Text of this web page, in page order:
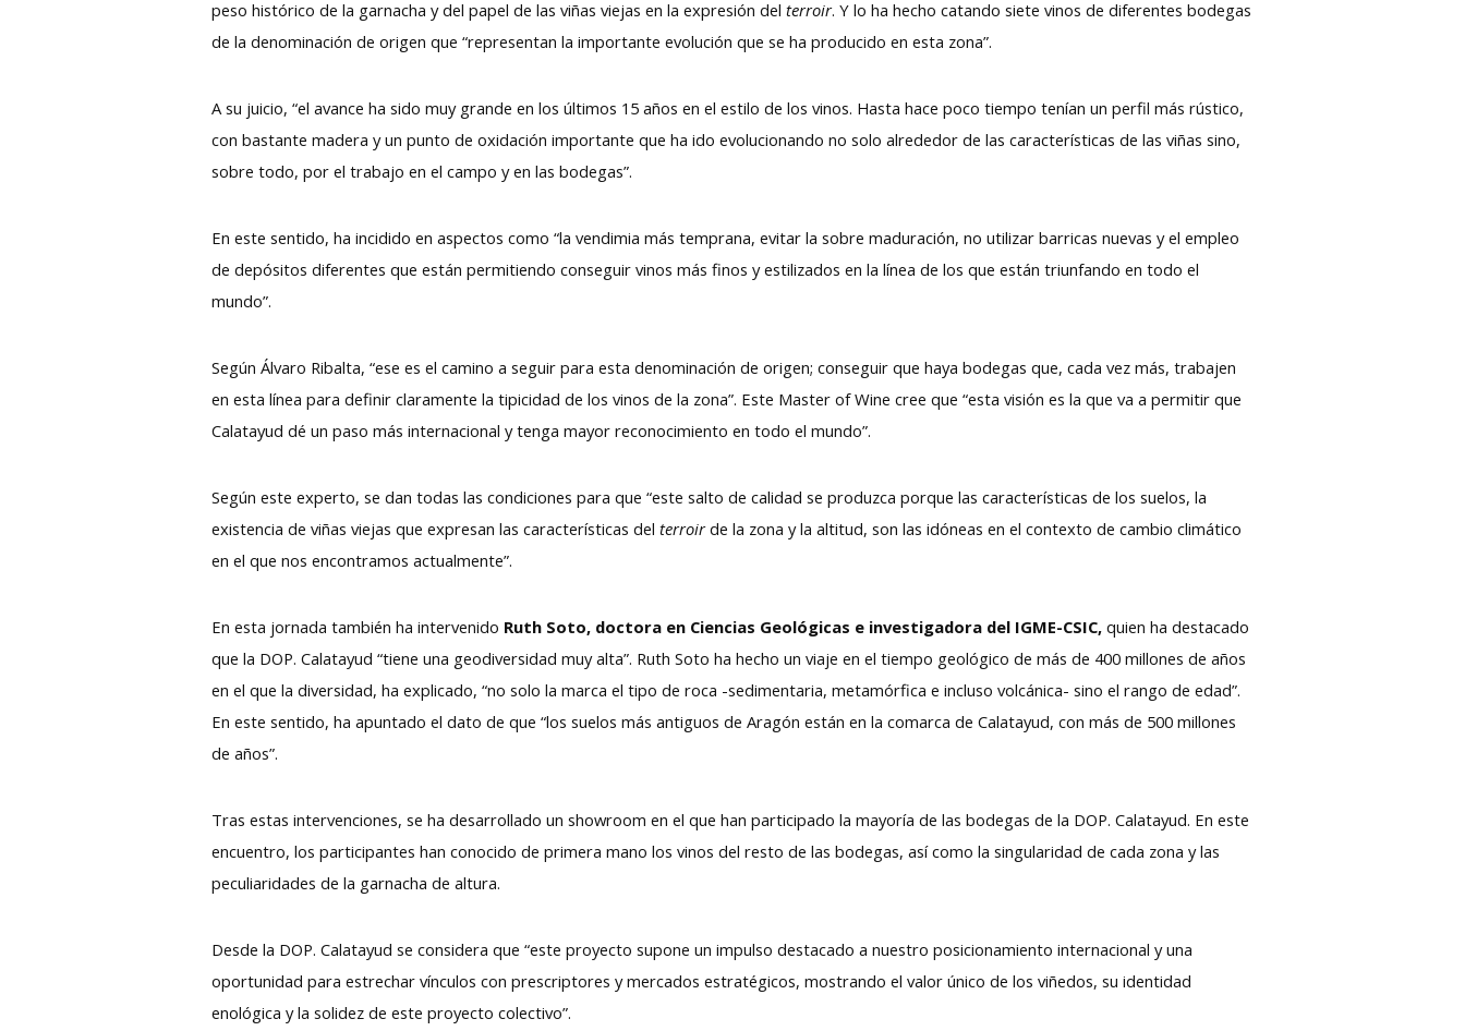
peso histórico de la garnacha y del papel de las viñas viejas en la expresión delterroir. Y lo ha hecho catando siete vinos de diferentes bodegas
de la denominación de origen que “representan la importante evolución que se ha producido en esta zona”.
A su juicio, “el avance ha sido muy grande en los últimos 15 años en el estilo de los vinos. Hasta hace poco tiempo tenían un perfil más rústico,
con bastante madera y un punto de oxidación importante que ha ido evolucionando no solo alrededor de las características de las viñas sino,
sobre todo, por el trabajo en el campo y en las bodegas”.
En este sentido, ha incidido en aspectos como “la vendimia más temprana, evitar la sobre maduración, no utilizar barricas nuevas y el empleo
de depósitos diferentes que están permitiendo conseguir vinos más finos y estilizados en la línea de los que están triunfando en todo el
mundo”.
Según Álvaro Ribalta, “ese es el camino a seguir para esta denominación de origen; conseguir que haya bodegas que, cada vez más, trabajen
en esta línea para definir claramente la tipicidad de los vinos de la zona”. Este Master of Wine cree que “esta visión es la que va a permitir que
Calatayud dé un paso más internacional y tenga mayor reconocimiento en todo el mundo”.
Según este experto, se dan todas las condiciones para que “este salto de calidad se produzca porque las características de los suelos, la
existencia de viñas viejas que expresan las características delterroirde la zona y la altitud, son las idóneas en el contexto de cambio climático
en el que nos encontramos actualmente”.
En esta jornada también ha intervenido Ruth Soto, doctora en Ciencias Geológicas e investigadora del IGME-CSIC,quien ha destacado
que la DOP. Calatayud “tiene una geodiversidad muy alta”. Ruth Soto ha hecho un viaje en el tiempo geológico de más de 400 millones de años
en el que la diversidad, ha explicado, “no solo la marca el tipo de roca -sedimentaria, metamórfica e incluso volcánica- sino el rango de edad”.
En este sentido, ha apuntado el dato de que “los suelos más antiguos de Aragón están en la comarca de Calatayud, con más de 500 millones
de años”.
Tras estas intervenciones, se ha desarrollado un showroom en el que han participado la mayoría de las bodegas de la DOP. Calatayud. En este
encuentro, los participantes han conocido de primera mano los vinos del resto de las bodegas, así como la singularidad de cada zona y las
peculiaridades de la garnacha de altura.
Desde la DOP. Calatayud se considera que “este proyecto supone un impulso destacado a nuestro posicionamiento internacional y una
oportunidad para estrechar vínculos con prescriptores y mercados estratégicos, mostrando el valor único de los viñedos, su identidad
enológica y la solidez de este proyecto colectivo”.